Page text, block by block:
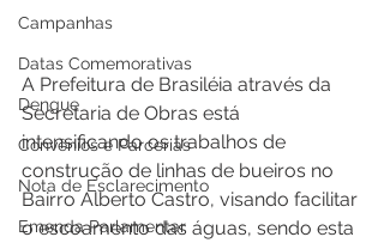
Campanhas
Datas Comemorativas
Dengue
Convênios e Parcerias
Nota de Esclarecimento
Emenda Parlamentar
A Prefeitura de Brasiléia através da
Secretaria de Obras está
intensificando os trabalhos de
construção de linhas de bueiros no
Bairro Alberto Castro, visando facilitar
o escoamento das águas, sendo esta